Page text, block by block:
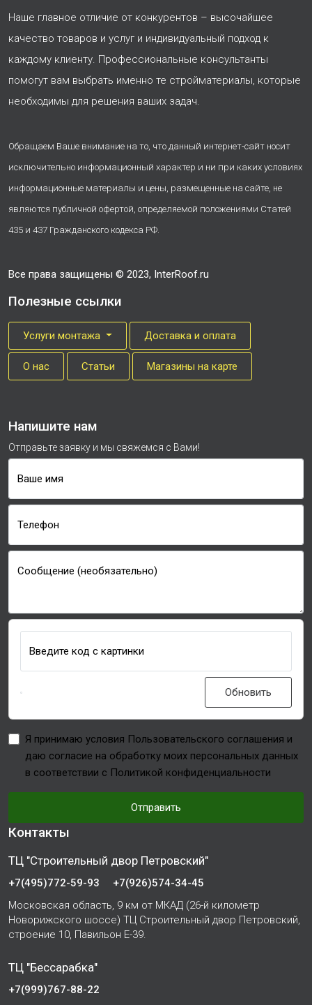
Наше главное отличие от конкурентов – высочайшее
качество товаров и услуг и индивидуальный подход к
каждому клиенту. Профессиональные консультанты
помогут вам выбрать именно те стройматериалы, которые
необходимы для решения ваших задач.
Обращаем Ваше внимание на то, что данный интернет-сайт носит
исключительно информационный характер и ни при каких условиях
информационные материалы и цены, размещенные на сайте, не
являются публичной офертой, определяемой положениями Статей
435 и 437 Гражданского кодекса РФ.
Все права защищены © 2023, InterRoof.ru
Полезные ссылки
Услуги монтажа Доставка и оплата
О нас Cтатьи Магазины на карте
Напишите нам
Отправьте заявку и мы свяжемся с Вами!
Ваше имя
Телефон
Сообщение (необязательно)
Введите код с картинки
Обновить
Я принимаю условия Пользовательского соглашения и
даю согласие на обработку моих персональных данных
в соответствии с Политикой конфиденциальности
Отправить
Контакты
ТЦ "Строительный двор Петровский"
+7(495)772-59-93
+7(926)574-34-45
Московская область, 9 км от МКАД (26-й километр
Новорижского шоссе) ТЦ Строительный двор Петровский,
строение 10, Павильон Е-39.
ТЦ "Бессарабка"
+7(999)767-88-22